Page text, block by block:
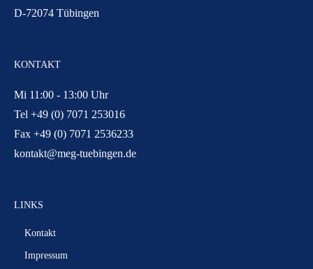
D-72074 Tübingen
KONTAKT
Mi 11:00 - 13:00 Uhr
Tel +49 (0) 7071 253016
Fax +49 (0) 7071 2536233
kontakt@meg-tuebingen.de
LINKS
Kontakt
Impressum